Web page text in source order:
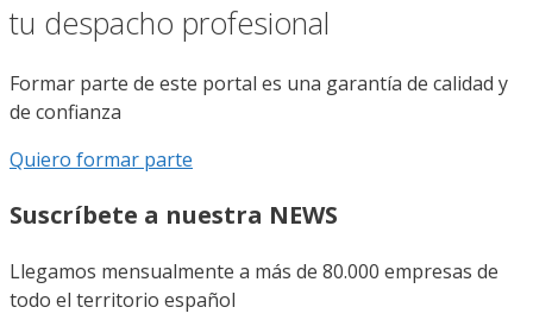
tu despacho profesional
Formar parte de este portal es una garantía de calidad y
de confianza
Quiero formar parte
Suscríbete a nuestra NEWS
Llegamos mensualmente a más de 80.000 empresas de
todo el territorio español